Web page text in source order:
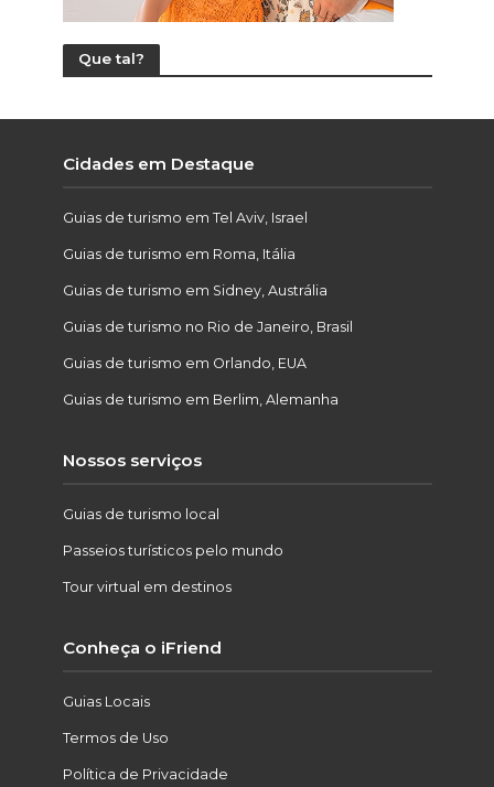
Que tal?
Cidades em Destaque
Guias de turismo em Tel Aviv, Israel
Guias de turismo em Roma, Itália
Guias de turismo em Sidney, Austrália
Guias de turismo no Rio de Janeiro, Brasil
Guias de turismo em Orlando, EUA
Guias de turismo em Berlim, Alemanha
Nossos serviços
Guias de turismo local
Passeios turísticos pelo mundo
Tour virtual em destinos
Conheça o iFriend
Guias Locais
Termos de Uso
Política de Privacidade